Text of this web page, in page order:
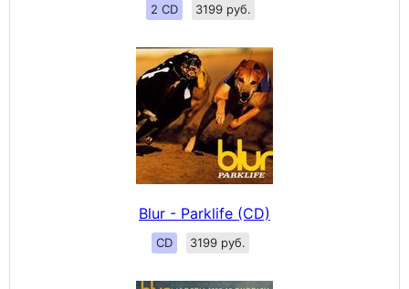
2 CD 3199 руб.
Blur - Parklife (CD)
CD 3199 руб.